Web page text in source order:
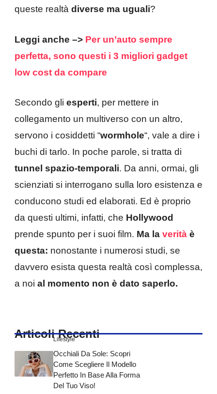
queste realtà diverse ma uguali?
Leggi anche –> Per un’auto sempre
perfetta, sono questi i 3 migliori gadget
low cost da compare
Secondo gli esperti, per mettere in
collegamento un multiverso con un altro,
servono i cosiddetti “wormhole“, vale a dire i
buchi di tarlo. In poche parole, si tratta di
tunnel spazio-temporali. Da anni, ormai, gli
scienziati si interrogano sulla loro esistenza e
conducono studi ed elaborati. Ed è proprio
da questi ultimi, infatti, che Hollywood
prende spunto per i suoi film. Ma la verità è
questa: nonostante i numerosi studi, se
davvero esista questa realtà così complessa,
a noi al momento non è dato saperlo.
Articoli Recenti
Lifestyle
Occhiali Da Sole: Scopri
Come Scegliere Il Modello
Perfetto In Base Alla Forma
Del Tuo Viso!